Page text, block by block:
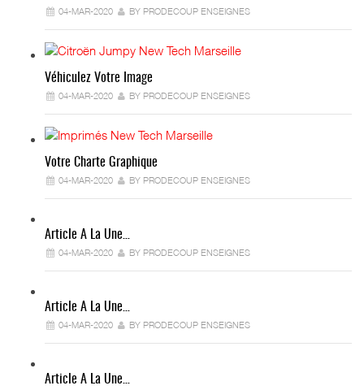
04-MAR-2020 BY PRODECOUP ENSEIGNES
Véhiculez Votre Image
04-MAR-2020 BY PRODECOUP ENSEIGNES
Votre Charte Graphique
04-MAR-2020 BY PRODECOUP ENSEIGNES
Article A La Une…
04-MAR-2020 BY PRODECOUP ENSEIGNES
Article A La Une…
04-MAR-2020 BY PRODECOUP ENSEIGNES
Article A La Une…